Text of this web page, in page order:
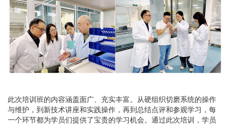
此次培训班的内容涵盖面广、充实丰富。从硬组织切磨系统的操作
与维护，到新技术讲座和实践操作，再到总结点评和参观学习，每
一个环节都为学员们提供了宝贵的学习机会。通过此次培训，学员